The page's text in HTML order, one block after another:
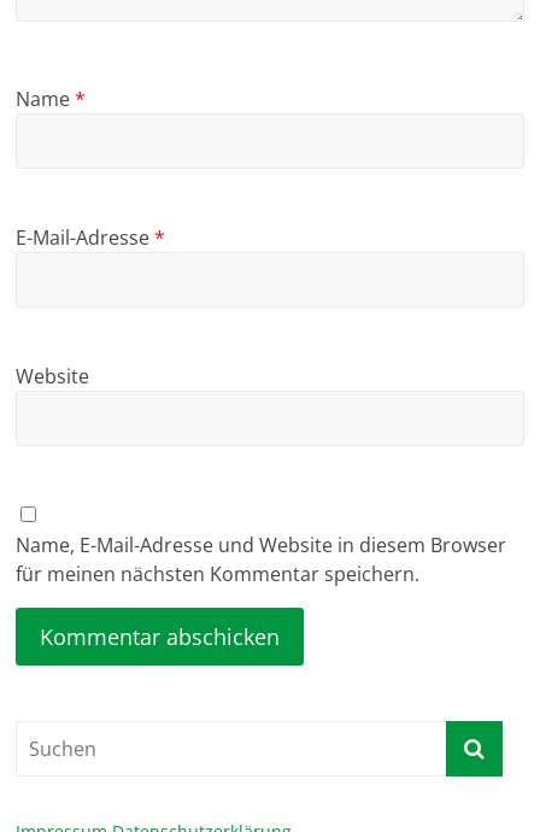
Name*
E-Mail-Adresse*
Website
Name, E-Mail-Adresse und Website in diesem Browser
für meinen nächsten Kommentar speichern.